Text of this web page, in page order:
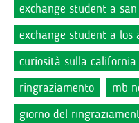
exchange student a
exchange student a los
curiosità sulla california
ringraziamento
mb
giorno del